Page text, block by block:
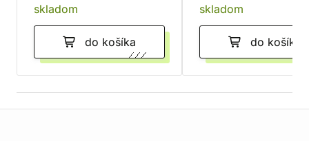
skladom
do košíka
skladom
do košíka